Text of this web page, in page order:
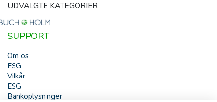
UDVALGTE KATEGORIER
SUPPORT
Om os
ESG
Vilkår
ESG
Bankoplysninger